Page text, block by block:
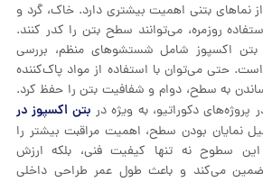
نماهای بتنی اهمیت بیشتری دارد. خاک، گرد و
روزمره، می‌توانند سطح بتن را کدر کنند.
بتن اکسپوز شامل شستشوهای منظم، بررسی
حتی می‌توان با استفاده از مواد پاک‌کننده
به سطح، دوام و شفافیت بتن را حفظ کرد.
پروژه‌های دکوراتیو، به ویژه در بتن اکسپوز در
نمایان بودن سطح، اهمیت مراقبت بیشتر را
سطوح نه تنها کیفیت فنی، بلکه ارزش
تضمین می‌کند و باعث طول عمر طراحی داخلی